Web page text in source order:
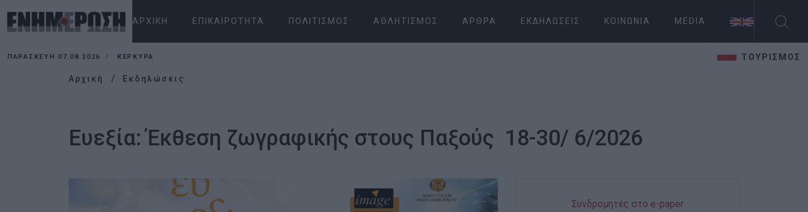
ΑΡΧΙΚΉ ΕΠΙΚΑΙΡΌΤΗΤΑ ΠΟΛΙΤΙΣΜΌΣ ΑΘΛΗΤΙΣΜΌΣ ΆΡΘΡΑ ΕΚΔΗΛΏΣΕΙΣ ΚΟΙΝΩΝΊΑ MEDIA
ΠΑΡΑΣΚΕΥΉ 07.08.2026 ΚΕΡΚΥΡΑ ΤΟΥΡΙΣΜΟΣ
Αρχική Εκδηλώσεις
Ευεξία: Έκθεση ζωγραφικής στους Παξούς 18-30/ 6/2026
Συνδρομητές στο e-paper